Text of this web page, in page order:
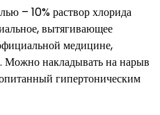
– 10% раствор хлорида
вытягивающее
медицине,
Можно накладывать на нарыв
гипертоническим